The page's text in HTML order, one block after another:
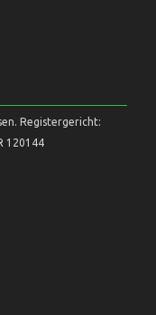
Registergericht:
120144